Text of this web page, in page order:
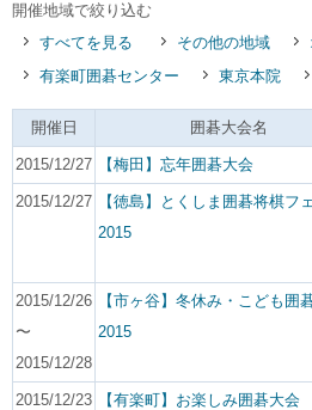
開催地域で絞り込む
すべてを見る
その他の地域
有楽町囲碁センター
東京本院
開催日 囲碁大会名
2015/12/27 【梅田】忘年囲碁大会
2015/12/27
【徳島】とくしま囲碁将棋フ
2015
2015/12/26
〜
2015/12/28
【市ヶ谷】冬休み・こども囲
2015
2015/12/23 【有楽町】お楽しみ囲碁大会